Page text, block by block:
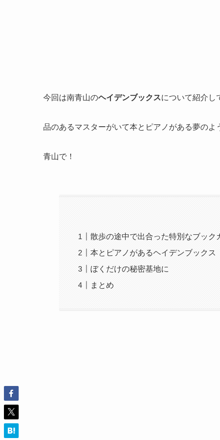
今回は南青山のヘイデンブックスについて紹介し
品のあるマスターがいて本とピアノがある夢のよ
青山で！
散歩の途中で出合った特別なブック
本とピアノがあるヘイデンブックス
ぼくだけの秘密基地に
まとめ